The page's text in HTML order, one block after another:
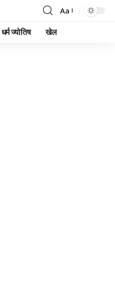
Font
Aa
धर्म ज्योतिष खेल